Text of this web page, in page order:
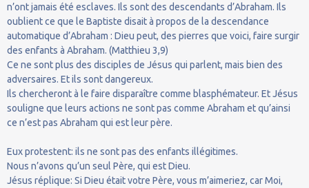
n’ont jamais été esclaves. Ils sont des descendants d’Abraham. Ils
oublient ce que le Baptiste disait à propos de la descendance
automatique d’Abraham : Dieu peut, des pierres que voici, faire surgir
des enfants à Abraham. (Matthieu 3,9)
Ce ne sont plus des disciples de Jésus qui parlent, mais bien des
adversaires. Et ils sont dangereux.
Ils chercheront à le faire disparaître comme blasphémateur. Et Jésus
souligne que leurs actions ne sont pas comme Abraham et qu’ainsi
ce n’est pas Abraham qui est leur père.
Eux protestent: ils ne sont pas des enfants illégitimes.
Nous n’avons qu’un seul Père, qui est Dieu.
Jésus réplique: Si Dieu était votre Père, vous m’aimeriez, car Moi,